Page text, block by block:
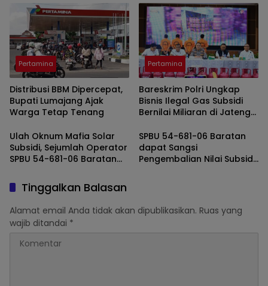
Perbuatannya
Diamankan Polisi
Pertamina
Distribusi BBM Dipercepat,
Bupati Lumajang Ajak
Warga Tetap Tenang
Pertamina
Bareskrim Polri Ungkap
Bisnis Ilegal Gas Subsidi
Bernilai Miliaran di Jateng
Ulah Oknum Mafia Solar
Subsidi, Sejumlah Operator
SPBU 54-681-06 Baratan
SPBU 54-681-06 Baratan
dapat Sangsi
Pengembalian Nilai Subsidi
Tinggalkan Balasan
Alamat email Anda tidak akan dipublikasikan. Ruas yang
wajib ditandai *